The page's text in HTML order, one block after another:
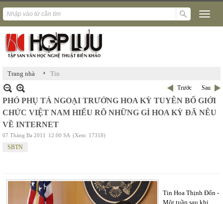
Trang nhà › Tin
Trước Sau
PHÓ PHỤ TÁ NGOẠI TRƯỞNG HOA KỲ TUYÊN BỐ GIỚI
CHỨC VIỆT NAM HIỂU RÕ NHỮNG GÌ HOA KỲ ĐÃ NÊU
VỀ INTERNET
07 Tháng Ba 2011 12:00 SA (Xem: 17318)
SBTN
Tin Hoa Thịnh Đốn -
Một tuần sau khi